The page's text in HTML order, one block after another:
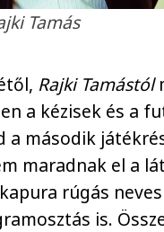
Tamás
Rajki Tamástól
a kézisek és a
a második
maradnak el a
rúgás
is.